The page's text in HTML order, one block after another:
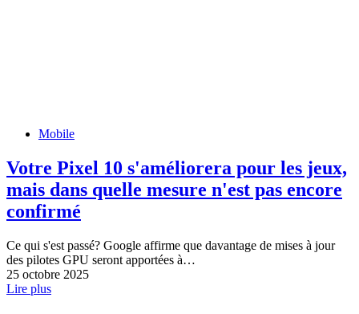
Mobile
Votre Pixel 10 s'améliorera pour les jeux,
mais dans quelle mesure n'est pas encore
confirmé
Ce qui s'est passé? Google affirme que davantage de mises à jour
des pilotes GPU seront apportées à…
25 octobre 2025
Lire plus